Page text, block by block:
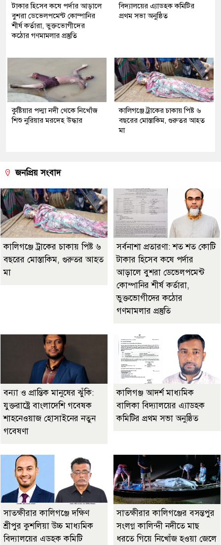
টাকার হিসেব কষে পর্দার আড়ালে
বুশরা ডেভেলপমেন্ট কোম্পানির
শীর্ষ কর্তারা, ভুক্তভোগীদের
কঠোর গণমামলার প্রস্তুতি
বিদ্যালয়ের এ্যাডহক কমিটির
প্রথম সভা অনুষ্ঠিত
কুষ্টিয়ার পদ্মা নদী থেকে নিখোঁজ
শিশু নুরিয়ার মরদেহ উদ্ধার
কালিগঞ্জে ট্রাকের চাকায় পিষ্ট ৬
বছরের মোস্তাকিম, গুরুতর আহত
মা
জনপ্রিয় সংবাদ
কালিগঞ্জে ট্রাকের চাকায় পিষ্ট ৬
বছরের মোস্তাকিম, গুরুতর আহত
মা
সর্বনাশা প্রতারণা: শত শত কোটি
টাকার হিসেব কষে পর্দার
আড়ালে বুশরা ডেভেলপমেন্ট
কোম্পানির শীর্ষ কর্তারা,
ভুক্তভোগীদের কঠোর
গণমামলার প্রস্তুতি
বন্যা ও প্রান্তিক মানুষের ঝুঁকি:
যুক্তরাষ্ট্রে বাংলাদেশি গবেষক
শাহনেওয়াজ হোসাইনের নতুন
গবেষণা
কালিগঞ্জ আদর্শ মাধ্যমিক
বালিকা বিদ্যালয়ের এ্যাডহক
কমিটির প্রথম সভা অনুষ্ঠিত
সাতক্ষীরার কালিগঞ্জে দক্ষিণ
শ্রীপুর কুশলিয়া উচ্চ মাধ্যমিক
বিদ্যালয়ের এডহক কমিটি
সাতক্ষীরার কালিগঞ্জের বসন্তপুর
সংলগ্ন কালিন্দী নদীতে মাছ
ধরতে গিয়ে নিখোঁজ হওয়া জেলে